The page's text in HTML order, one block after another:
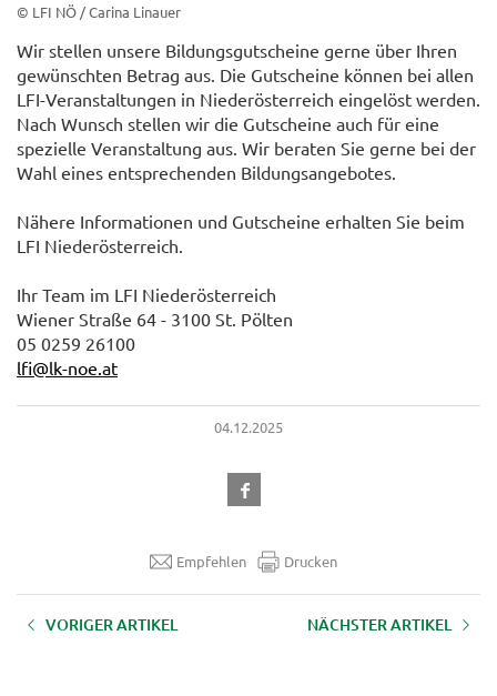
© LFI NÖ / Carina Linauer
Wir stellen unsere Bildungsgutscheine gerne über Ihren
gewünschten Betrag aus. Die Gutscheine können bei allen
LFI-Veranstaltungen in Niederösterreich eingelöst werden.
Nach Wunsch stellen wir die Gutscheine auch für eine
spezielle Veranstaltung aus. Wir beraten Sie gerne bei der
Wahl eines entsprechenden Bildungsangebotes.
Nähere Informationen und Gutscheine erhalten Sie beim
LFI Niederösterreich.
Ihr Team im LFI Niederösterreich
Wiener Straße 64 - 3100 St. Pölten
05 0259 26100
lfi@lk-noe.at
04.12.2025
Empfehlen Drucken
VORIGER ARTIKEL NÄCHSTER ARTIKEL